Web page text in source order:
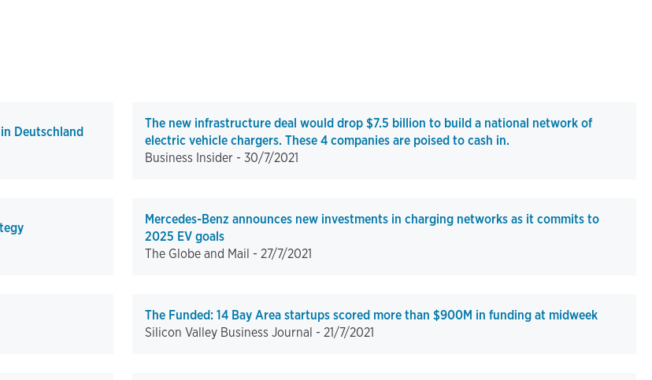
Deutschland
The new infrastructure deal would drop $7.5 billion to build a national network of
electric vehicle chargers. These 4 companies are poised to cash in.
Business Insider - 30/7/2021
Mercedes-Benz announces new investments in charging networks as it commits to
2025 EV goals
The Globe and Mail - 27/7/2021
The Funded: 14 Bay Area startups scored more than $900M in funding at midweek
Silicon Valley Business Journal - 21/7/2021